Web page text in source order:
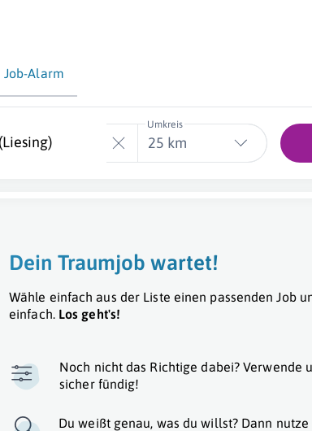
Job-Alarm
Umkreis
25 km
Dein Traumjob wartet!
Wähle einfach aus der Liste einen passenden Job
einfach. Los geht's!
Noch nicht das Richtige dabei? Verwende
sicher fündig!
Du weißt genau, was du willst? Dann